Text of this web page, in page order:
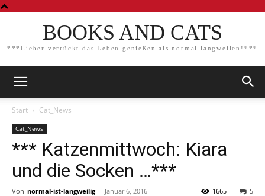
BOOKS AND CATS
***Lieber verrückt das Leben genießen als normal langweilen!***
Start Cat_News
Cat_News
*** Katzenmittwoch: Kiara
und die Socken …***
Von normal-ist-langweilig - Januar 6, 2016 5
1665